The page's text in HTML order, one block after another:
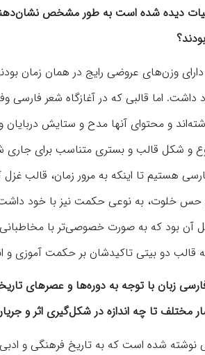
دیده شده است به طور مشخص
دارای وزن‌های عروضی رایج در همان زمان
داشت. اما قالبی که در آغازگاه شعر
و محتوای آنها مدح و ستایش دربایان
نوع و شکل قالب و بستری متناسب برای
هستیم تا اینکه به مرور زمان، قالب
خلوت، به نوعی حکمت نیز با خود داشت،
آن بود که به صورت خصوصی‌تر با مخاطبانی
قالب دو بیتی تاکیدشان بر حکمت آموزی و
زبان با توجه به دوره‌ها و عصرهای
مختلف تا چه اندازه در شکل‌گیری اثر و
نوشته شده است که به تاریخ فرهنگی و ادبی